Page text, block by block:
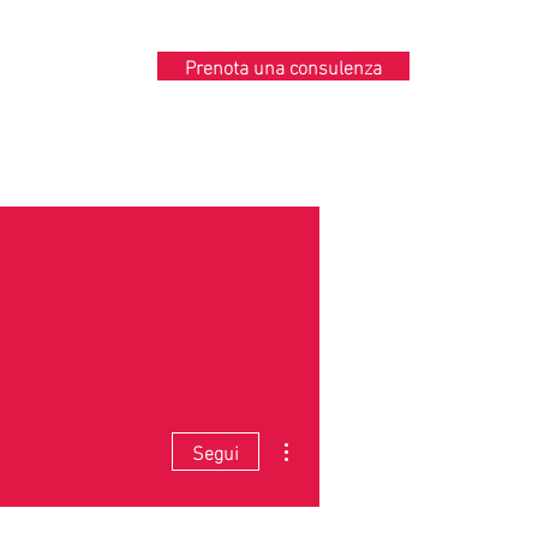
Prenota una consulenza
Segui